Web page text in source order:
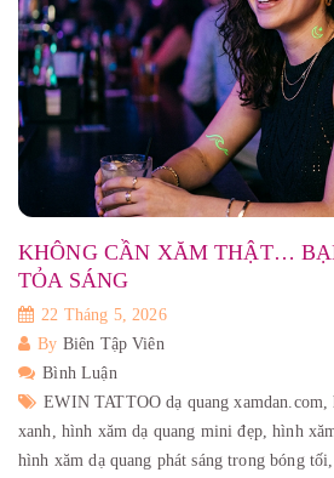
KHÔNG CẦN XĂM THẬT…
TỎA SÁNG
22 Tháng 5, 2026
By Biên Tập Viên
Bình Luận
EWIN TATTOO dạ quang xamdan.com,
xanh, hình xăm dạ quang mini đẹp,hình
hình xăm dạ quang phát sáng trong bóng tối,